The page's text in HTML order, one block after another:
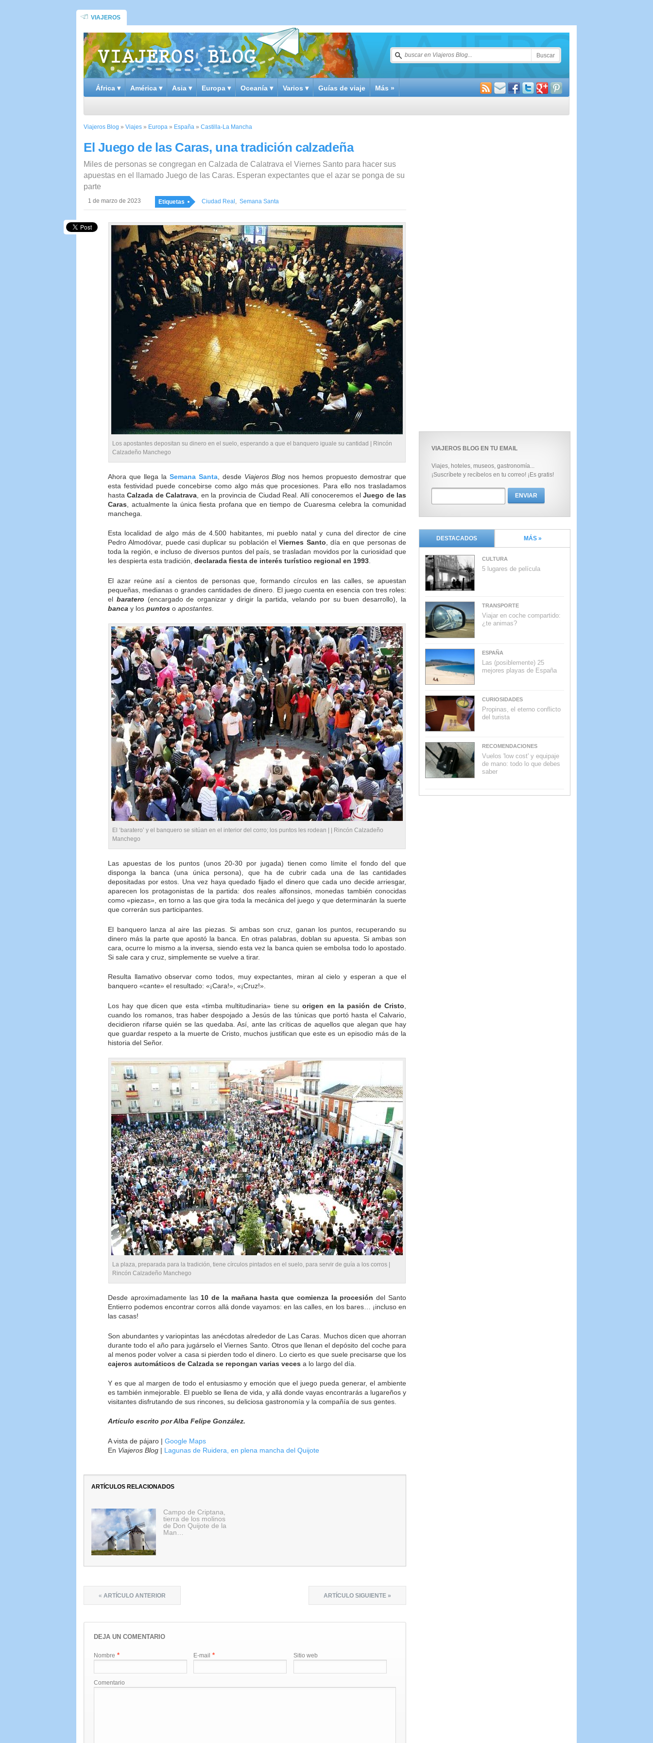
VIAJEROS
África ▾ América ▾ Asia ▾ Europa ▾ Oceanía ▾ Varios ▾ Guías de viaje Más »
Viajeros Blog » Viajes » Europa » España » Castilla-La Mancha
El Juego de las Caras, una tradición calzadeña
Miles de personas se congregan en Calzada de Calatrava el Viernes Santo para hacer sus
apuestas en el llamado Juego de las Caras. Esperan expectantes que el azar se ponga de su
parte
1 de marzo de 2023 Etiquetas Ciudad Real , Semana Santa
Los apostantes depositan su dinero en el suelo, esperando a que el banquero iguale su cantidad |
Rincón
Calzadeño Manchego
Ahora que llega la Semana Santa, desde Viajeros Blog nos hemos propuesto demostrar que
esta festividad puede concebirse como algo más que procesiones. Para ello nos trasladamos
hastaCalzada de Calatrava , en la provincia de Ciudad Real. Allí conoceremos elJuego de las
Caras , actualmente la única fiesta profana que en tiempo de Cuaresma celebra la comunidad
manchega.
Esta localidad de algo más de 4.500 habitantes, mi pueblo natal y cuna del director de cine
Pedro Almodóvar, puede casi duplicar su población elViernes Santo, día en que personas de
toda la región, e incluso de diversos puntos del país, se trasladan movidos por la curiosidad que
les despierta esta tradición, declarada fiesta de interés turístico regional en 1993.
El azar reúne así a cientos de personas que, formando círculos en las calles, se apuestan
pequeñas, medianas o grandes cantidades de dinero. El juego cuenta en esencia con tres roles:
el baratero (encargado de organizar y dirigir la partida, velando por su buen desarrollo), la
banca y los puntos o apostantes
El ‘baratero’ y el banquero se sitúan en el interior del corro; los puntos les rodean | |
Rincón Calzadeño
Manchego
Las apuestas de los puntos (unos 20-30 por jugada) tienen como límite el fondo del que
disponga la banca (una única persona), que ha de cubrir cada una de las cantidades
depositadas por estos. Una vez haya quedado fijado el dinero que cada uno decide arriesgar,
aparecen los protagonistas de la partida: dos reales alfonsinos, monedas también conocidas
como «piezas», en torno a las que gira toda la mecánica del juego y que determinarán la suerte
que correrán sus participantes.
El banquero lanza al aire las piezas. Si ambas son cruz, ganan los puntos, recuperando su
dinero más la parte que apostó la banca. En otras palabras, doblan su apuesta. Si ambas son
cara, ocurre lo mismo a la inversa, siendo esta vez la banca quien se embolsa todo lo apostado.
Si sale cara y cruz, simplemente se vuelve a tirar.
Resulta llamativo observar como todos, muy expectantes, miran al cielo y esperan a que el
banquero «cante» el resultado: «¡Cara!», «¡Cruz!».
Los hay que dicen que esta «timba multitudinaria» tiene suorigen en la pasión de Cristo
cuando los romanos, tras haber despojado a Jesús de las túnicas que portó hasta el Calvario,
decidieron rifarse quién se las quedaba. Así, ante las críticas de aquellos que alegan que hay
que guardar respeto a la muerte de Cristo, muchos justifican que este es un episodio más de la
historia del Señor.
La plaza, preparada para la tradición, tiene círculos pintados en el suelo, para servir de guía a los corros |
Rincón Calzadeño Manchego
Desde aproximadamente las 10 de la mañana hasta que comienza la procesión del Santo
Entierro podemos encontrar corros allá donde vayamos: en las calles, en los bares… ¡incluso en
las casas!
Son abundantes y variopintas las anécdotas alrededor de Las Caras. Muchos dicen que ahorran
durante todo el año para jugárselo el Viernes Santo. Otros que llenan el depósito del coche para
al menos poder volver a casa si pierden todo el dinero. Lo cierto es que suele precisarse que los
cajeros automáticos de Calzada se repongan varias veces a lo largo del día.
Y es que al margen de todo el entusiasmo y emoción que el juego pueda generar, el ambiente
es también inmejorable. El pueblo se llena de vida, y allá donde vayas encontrarás a lugareños y
visitantes disfrutando de sus rincones, su deliciosa gastronomía y la compañía de sus gentes.
Artículo escrito por Alba Felipe González.
A vista de pájaro | Google Maps
En Viajeros Blog | Lagunas de Ruidera, en plena mancha del Quijote
ARTÍCULOS RELACIONADOS
Campo de Criptana,
tierra de los molinos
de Don Quijote de la
Man…
« ARTÍCULO ANTERIOR ARTÍCULO SIGUIENTE »
DEJA UN COMENTARIO
Nombre * E-mail * Sitio web
Comentario
VIAJEROS BLOG EN TU EMAIL
Viajes, hoteles, museos, gastronomía...
¡Suscríbete y recíbelos en tu correo! ¡Es gratis!
DESTACADOS MÁS »
CULTURA
5 lugares de película
TRANSPORTE
Viajar en coche compartido:
¿te animas?
ESPAÑA
Las (posiblemente) 25
mejores playas de España
CURIOSIDADES
Propinas, el eterno conflicto
del turista
RECOMENDACIONES
Vuelos 'low cost' y equipaje
de mano: todo lo que debes
saber